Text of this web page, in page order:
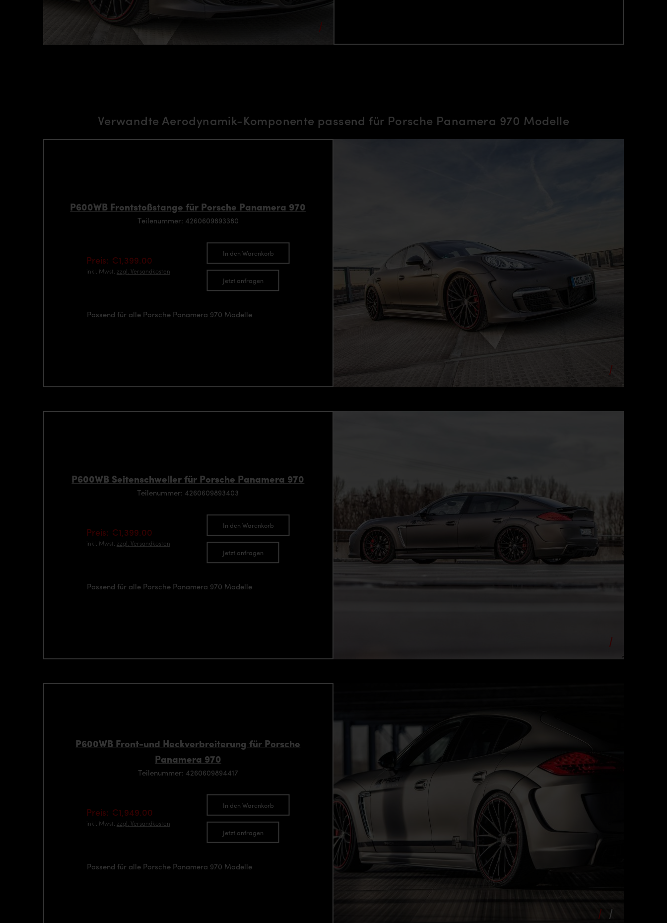
Verwandte Aerodynamik-Komponente passend für Porsche Panamera 970 Modelle
P600WB Frontstoßstange für Porsche Panamera 970
Teilenummer: 4260609893380
Preis: €1,399.00
inkl. Mwst. zzgl. Versandkosten
In den Warenkorb
Jetzt anfragen
Passend für alle Porsche Panamera 970 Modelle
P600WB Seitenschweller für Porsche Panamera 970
Teilenummer: 4260609893403
Preis: €1,399.00
inkl. Mwst. zzgl. Versandkosten
In den Warenkorb
Jetzt anfragen
Passend für alle Porsche Panamera 970 Modelle
P600WB Front-und Heckverbreiterung für Porsche
Panamera 970
Teilenummer: 4260609894417
Preis: €1,949.00
inkl. Mwst. zzgl. Versandkosten
In den Warenkorb
Jetzt anfragen
Passend für alle Porsche Panamera 970 Modelle